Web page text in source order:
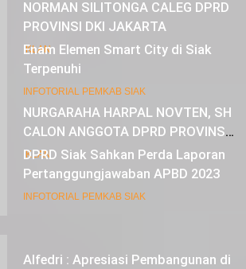
NORMAN SILITONGA CALEG DPRD
PROVINSI DKI JAKARTA
IKLAN
NURGARAHA HARPAL NOVTEN, SH
CALON ANGGOTA DPRD PROVINSI
DKI JAKARTA
IKLAN
Enam Elemen Smart City di Siak
Terpenuhi
INFOTORIAL PEMKAB SIAK
DPRD Siak Sahkan Perda Laporan
Pertanggungjawaban APBD 2023
INFOTORIAL PEMKAB SIAK
Alfedri : Apresiasi Pembangunan di